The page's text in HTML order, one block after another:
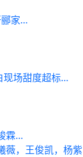
郦家…
现场甜度超标…
霖…
薇，王俊凯，杨紫